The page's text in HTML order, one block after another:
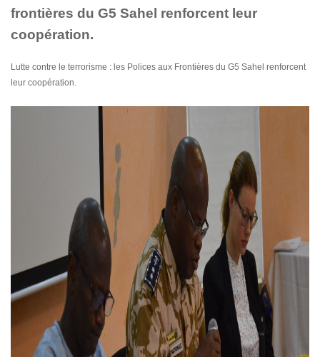
frontières du G5 Sahel renforcent leur
coopération.
Lutte contre le terrorisme : les Polices aux Frontières du G5 Sahel renforcent
leur coopération.